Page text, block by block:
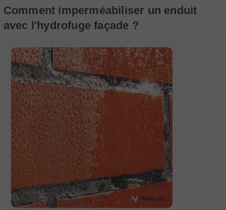
Comment imperméabiliser un enduit
avec l'hydrofuge façade ?